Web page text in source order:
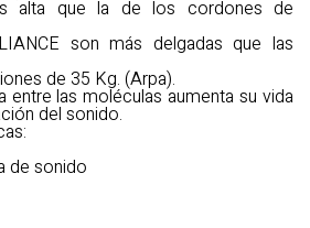
alta que la de los cordones de
son más delgadas que las
de 35 Kg. (Arpa).
entre las moléculas aumenta su vida
del sonido.
de sonido